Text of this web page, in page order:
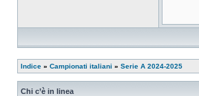
Indice » Campionati italiani » Serie A 2024-2025
Chi c’è in linea